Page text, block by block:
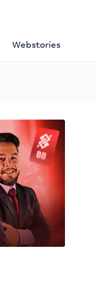
Webstories